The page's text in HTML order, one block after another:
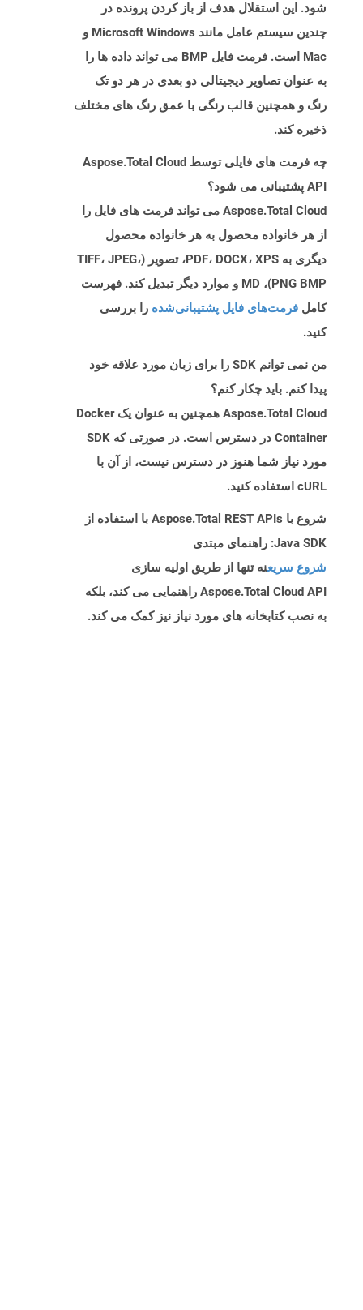
شود. این استقلال هدف از باز کردن پرونده در
چندین سیستم عامل مانند Microsoft Windows و
Mac است. فرمت فایل BMP می تواند داده ها را
به عنوان تصاویر دیجیتالی دو بعدی در هر دو تک
رنگ و همچنین قالب رنگی با عمق رنگ های مختلف
ذخیره کند.
چه فرمت های فایلی توسط Aspose.Total Cloud
API پشتیبانی می شود؟
Aspose.Total Cloud می تواند فرمت های فایل را
از هر خانواده محصول به هر خانواده محصول
دیگری به PDF، DOCX، XPS، تصویر (TIFF، JPEG،
PNG BMP)، MD و موارد دیگر تبدیل کند. فهرست
کامل فرمت‌های فایل پشتیبانی‌شده را بررسی
کنید.
من نمی توانم SDK را برای زبان مورد علاقه خود
پیدا کنم. باید چکار کنم؟
Aspose.Total Cloud همچنین به عنوان یک Docker
Container در دسترس است. در صورتی که SDK
مورد نیاز شما هنوز در دسترس نیست، از آن با
cURL استفاده کنید.
شروع با Aspose.Total REST APIs با استفاده از
Java SDK: راهنمای مبتدی
شروع سریعنه تنها از طریق اولیه سازی
Aspose.Total Cloud API راهنمایی می کند، بلکه
به نصب کتابخانه های مورد نیاز نیز کمک می کند.